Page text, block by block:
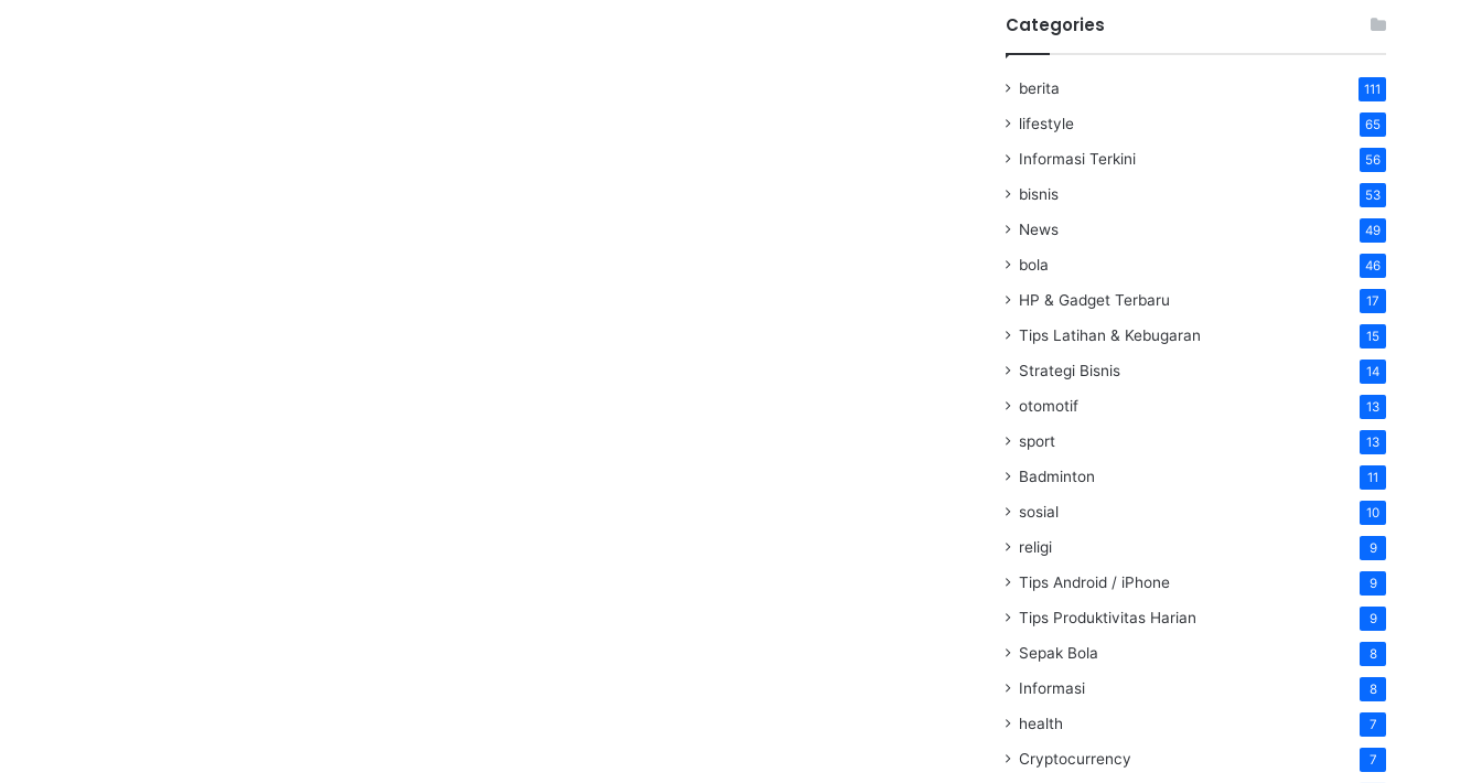
Categories
berita 111
lifestyle 65
Informasi Terkini 56
bisnis 53
News 49
bola 46
HP & Gadget Terbaru 17
Tips Latihan & Kebugaran 15
Strategi Bisnis 14
otomotif 13
sport 13
Badminton 11
sosial 10
religi 9
Tips Android / iPhone 9
Tips Produktivitas Harian 9
Sepak Bola 8
Informasi 8
health 7
Cryptocurrency 7